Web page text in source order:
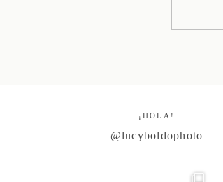
¡HOLA!
@lucyboldophoto